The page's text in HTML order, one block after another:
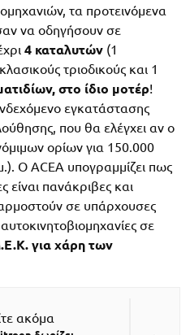
τα προτεινόμενα
να οδηγήσουν σε
4 καταλυτών (1
τριοδικούς και 1
στο ίδιο μοτέρ!
εγκατάστασης
που θα ελέγχει αν ο
ορίων για 150.000
Ο ACEA υπογραμμίζει πως
είναι πανάκριβες και
σε υπάρχουσες
σε
για χάρη των
ακόμα